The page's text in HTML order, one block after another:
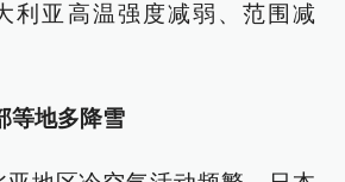
利亚高温强度减弱、范围减
等地多降雪